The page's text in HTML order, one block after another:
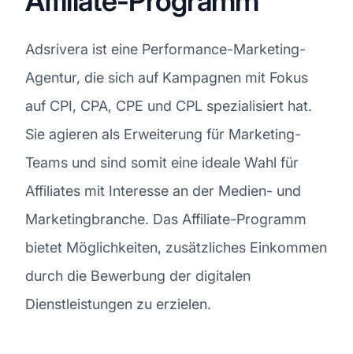
Adsrivera ist eine Performance-Marketing-
Agentur, die sich auf Kampagnen mit Fokus
auf CPI, CPA, CPE und CPL spezialisiert hat.
Sie agieren als Erweiterung für Marketing-
Teams und sind somit eine ideale Wahl für
Affiliates mit Interesse an der Medien- und
Marketingbranche. Das Affiliate-Programm
bietet Möglichkeiten, zusätzliches Einkommen
durch die Bewerbung der digitalen
Dienstleistungen zu erzielen.